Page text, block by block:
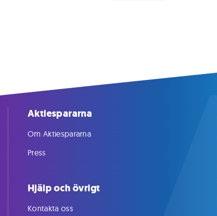
Aktiespararna
Om Aktiespararna
Press
Hjälp och övrigt
Kontakta oss